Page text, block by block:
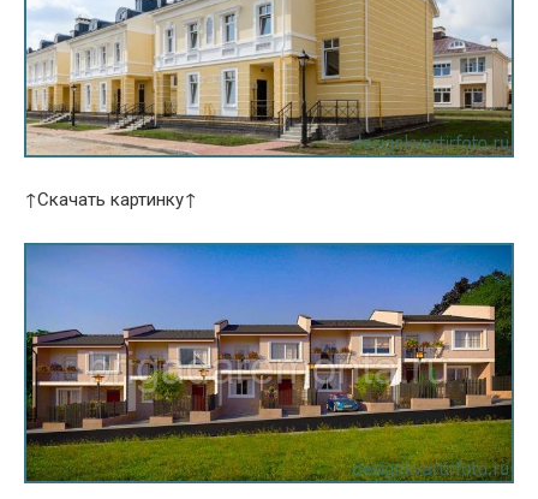
↑Скачать картинку↑